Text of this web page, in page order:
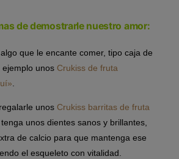
de demostrarle nuestro amor:
que le encante comer, tipo caja de
unos Crukiss de fruta
.
unos Crukiss barritas de fruta
unos dientes sanos y brillantes,
de calcio para que mantenga ese
el esqueleto con vitalidad.